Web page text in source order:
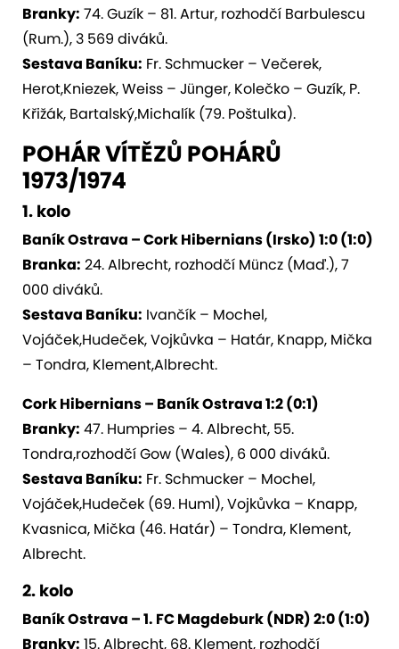
Branky: 74. Guzík – 81. Artur, rozhodčí Barbulescu
(Rum.), 3 569 diváků.
Sestava Baníku: Fr. Schmucker – Večerek,
Herot,Kniezek, Weiss – Jünger, Kolečko – Guzík, P.
Křižák, Bartalský,Michalík (79. Poštulka).
POHÁR VÍTĚZŮ POHÁRŮ
1973/1974
1. kolo
Baník Ostrava – Cork Hibernians (Irsko) 1:0 (1:0)
Branka: 24. Albrecht, rozhodčí Müncz (Maď.), 7
000 diváků.
Sestava Baníku: Ivančík – Mochel,
Vojáček,Hudeček, Vojkůvka – Határ, Knapp, Mička
– Tondra, Klement,Albrecht.
Cork Hibernians – Baník Ostrava 1:2 (0:1)
Branky: 47. Humpries – 4. Albrecht, 55.
Tondra,rozhodčí Gow (Wales), 6 000 diváků.
Sestava Baníku: Fr. Schmucker – Mochel,
Vojáček,Hudeček (69. Huml), Vojkůvka – Knapp,
Kvasnica, Mička (46. Határ) – Tondra, Klement,
Albrecht.
2. kolo
Baník Ostrava – 1. FC Magdeburk (NDR) 2:0 (1:0)
Branky: 15. Albrecht, 68. Klement, rozhodčí